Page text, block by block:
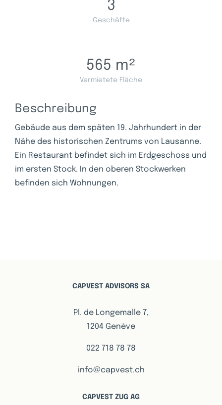
3
Geschäfte
565 m²
Vermietete Fläche
Beschreibung
Gebäude aus dem späten 19. Jahrhundert in der
Nähe des historischen Zentrums von Lausanne.
Ein Restaurant befindet sich im Erdgeschoss und
im ersten Stock. In den oberen Stockwerken
befinden sich Wohnungen.
CAPVEST ADVISORS SA
Pl. de Longemalle 7,
1204 Genève
022 718 78 78
info@capvest.ch
CAPVEST ZUG AG